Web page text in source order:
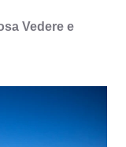
Vedere e